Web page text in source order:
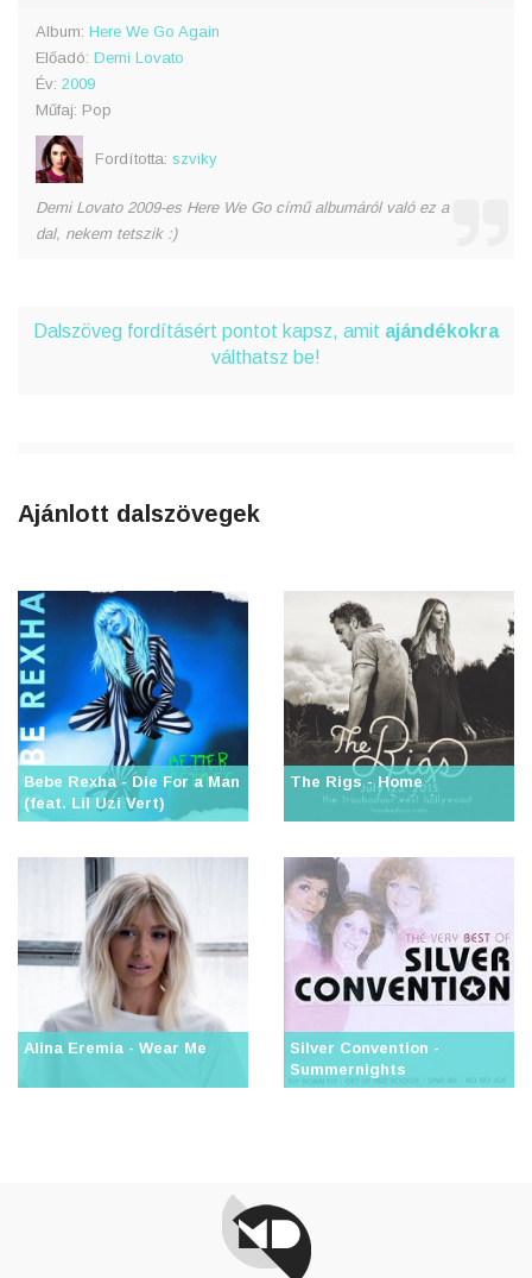
Album: Here We Go Again
Előadó: Demi Lovato
Év: 2009
Műfaj: Pop
Fordította: szviky
Demi Lovato 2009-es Here We Go című albumáról való ez a
dal, nekem tetszik :)
Dalszöveg fordításért pontot kapsz, amit ajándékokra
válthatsz be!
Ajánlott dalszövegek
Bebe Rexha - Die For a Man
(feat. Lil Uzi Vert)
The Rigs - Home
Alina Eremia - Wear Me
Silver Convention -
Summernights